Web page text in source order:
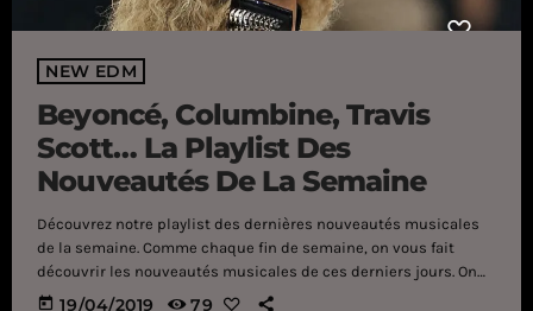
NEW EDM
Beyoncé, Columbine, Travis
Scott… La Playlist Des
Nouveautés De La Semaine
Découvrez notre playlist des dernières nouveautés musicales
de la semaine. Comme chaque fin de semaine, on vous fait
découvrir les nouveautés musicales de ces derniers jours. On
débute avec "Before I Let Go" de Beyoncé qui vient de dévoiler
today 19/04/2019 79